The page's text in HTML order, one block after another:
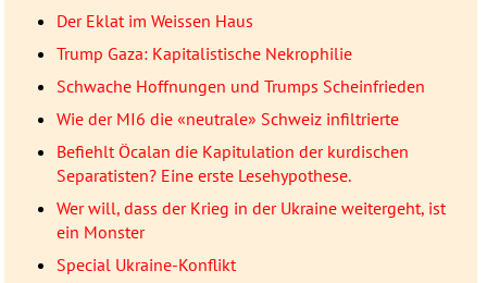
Der Eklat im Weissen Haus
Trump Gaza: Kapitalistische Nekrophilie
Schwache Hoffnungen und Trumps Scheinfrieden
Wie der MI6 die «neutrale» Schweiz infiltrierte
Befiehlt Öcalan die Kapitulation der kurdischen
Separatisten? Eine erste Lesehypothese.
Wer will, dass der Krieg in der Ukraine weitergeht, ist
ein Monster
Special Ukraine-Konflikt